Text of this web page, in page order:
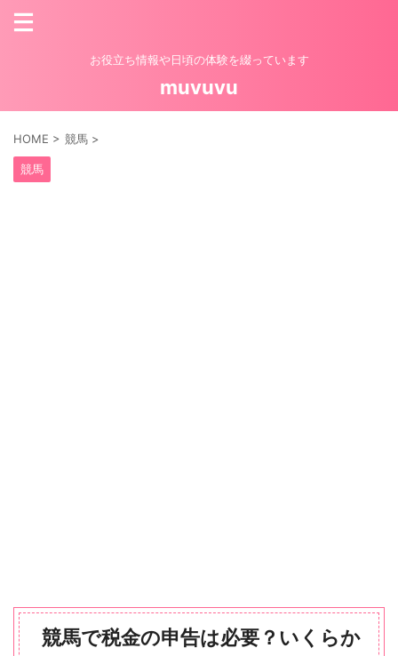
お役立ち情報や日頃の体験を綴っています
muvuvu
HOME > 競馬 >
競馬
競馬で税金の申告は必要？いくらか